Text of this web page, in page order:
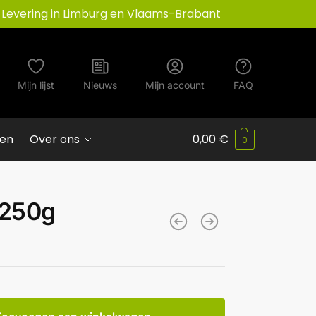
Levering in Limburg en Vlaams-Brabant
Mijn lijst Nieuws Mijn account FAQ
Over ons 0,00 € 0